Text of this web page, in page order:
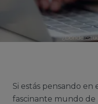
¿Dónde
Si estás pensando en
fascinante mundo de